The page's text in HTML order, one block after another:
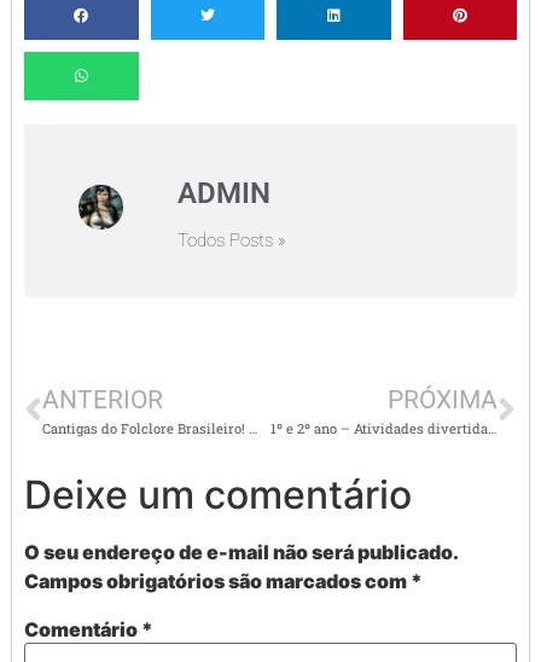
ADMIN
Todos Posts »
ANTERIOR
Cantigas do Folclore Brasileiro! 🇧🇷👣Atividades folclóricas – CANTIGAS
PRÓXIMA
1º e 2º ano – Atividades divertidas sobre folclore
Deixe um comentário
O seu endereço de e-mail não será publicado.
Campos obrigatórios são marcados com *
Comentário *